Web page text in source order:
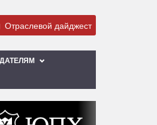
Отраслевой дайджест